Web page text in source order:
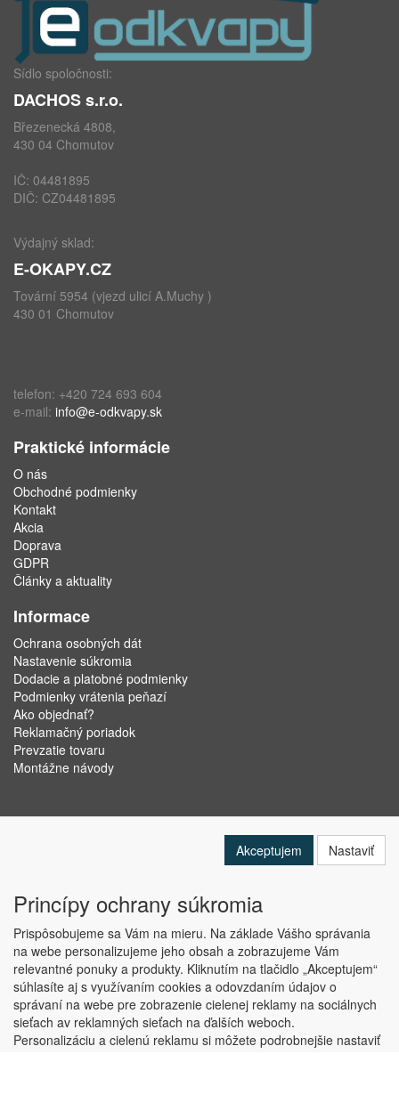
Sídlo spoločnosti:
DACHOS s.r.o.
Březenecká 4808,
430 04 Chomutov
IČ: 04481895
DIČ: CZ04481895
Výdajný sklad:
E-OKAPY.CZ
Tovární 5954 (vjezd ulicí A.Muchy )
430 01 Chomutov
telefon: +420 724 693 604
e-mail: info@e-odkvapy.sk
Praktické informácie
O nás
Obchodné podmienky
Kontakt
Akcia
Doprava
GDPR
Články a aktuality
Informace
Ochrana osobných dát
Nastavenie súkromia
Dodacie a platobné podmienky
Podmienky vrátenia peňazí
Ako objednať?
Reklamačný poriadok
Prevzatie tovaru
Montážne návody
Copyright © ABRA Software a.s. 2019
Akceptujem Nastaviť
Princípy ochrany súkromia
Prispôsobujeme sa Vám na mieru. Na základe Vášho správania
na webe personalizujeme jeho obsah a zobrazujeme Vám
relevantné ponuky a produkty. Kliknutím na tlačidlo „Akceptujem“
súhlasíte aj s využívaním cookies a odovzdaním údajov o
správaní na webe pre zobrazenie cielenej reklamy na sociálnych
sieťach av reklamných sieťach na ďalších weboch.
Personalizáciu a cielenú reklamu si môžete podrobnejšie nastaviť